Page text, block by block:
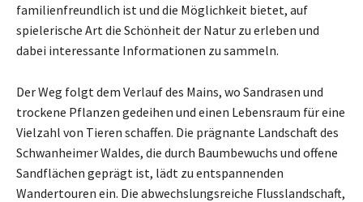
familienfreundlich ist und die Möglichkeit bietet, auf
spielerische Art die Schönheit der Natur zu erleben und
dabei interessante Informationen zu sammeln.
Der Weg folgt dem Verlauf des Mains, wo Sandrasen und
trockene Pflanzen gedeihen und einen Lebensraum für eine
Vielzahl von Tieren schaffen. Die prägnante Landschaft des
Schwanheimer Waldes, die durch Baumbewuchs und offene
Sandflächen geprägt ist, lädt zu entspannenden
Wandertouren ein. Die abwechslungsreiche Flusslandschaft,